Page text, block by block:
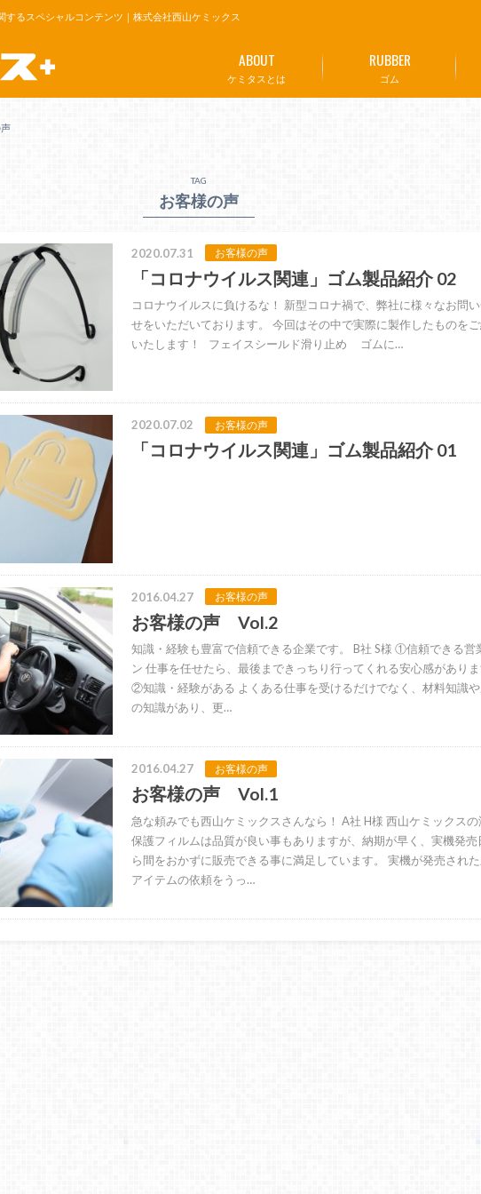
するスペシャルコンテンツ｜株式会社西山ケミックス
ケミタスとは
ABOUT
ゴム
RUBBER
TAG
お客様の声
2020.07.31 お客様の声
「コロナウイルス関連」ゴム製品紹介 02
コロナウイルスに負けるな！ 新型コロナ禍で、弊社に様々なお問
せをいただいております。 今回はその中で実際に製作したものを
いたします！ フェイスシールド滑り止め ゴムに…
2020.07.02 お客様の声
「コロナウイルス関連」ゴム製品紹介 01
2016.04.27 お客様の声
お客様の声 Vol.2
知識・経験も豊富で信頼できる企業です。 B社 S様 ①信頼できる営
ン 仕事を任せたら、最後まできっちり行ってくれる安心感がありま
②知識・経験がある よくある仕事を受けるだけでなく、材料知識
の知識があり、更…
2016.04.27 お客様の声
お客様の声 Vol.1
急な頼みでも西山ケミックスさんなら！ A社 H様 西山ケミックスの
保護フィルムは品質が良い事もありますが、納期が早く、実機発売
ら間をおかずに販売できる事に満足しています。 実機が発売され
アイテムの依頼をうっ…